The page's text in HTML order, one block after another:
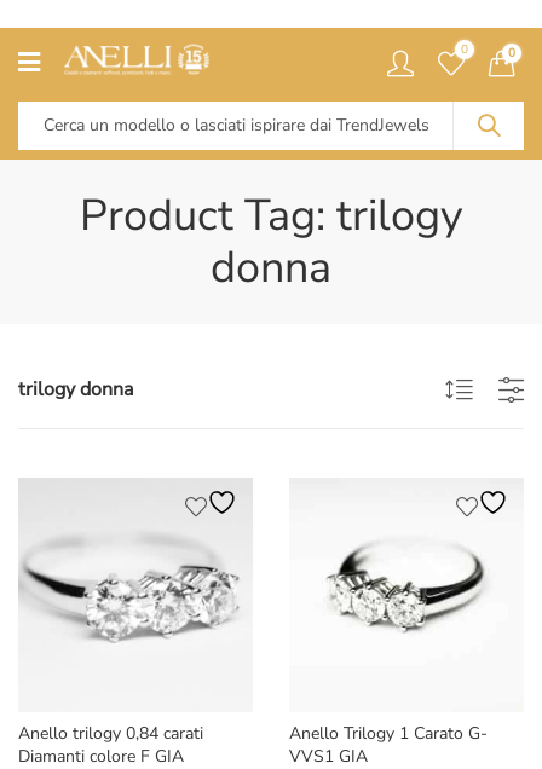
0 0
Product Tag: trilogy
donna
trilogy donna
Anello trilogy 0,84 carati
Diamanti colore F GIA
Anello Trilogy 1 Carato G-
VVS1 GIA